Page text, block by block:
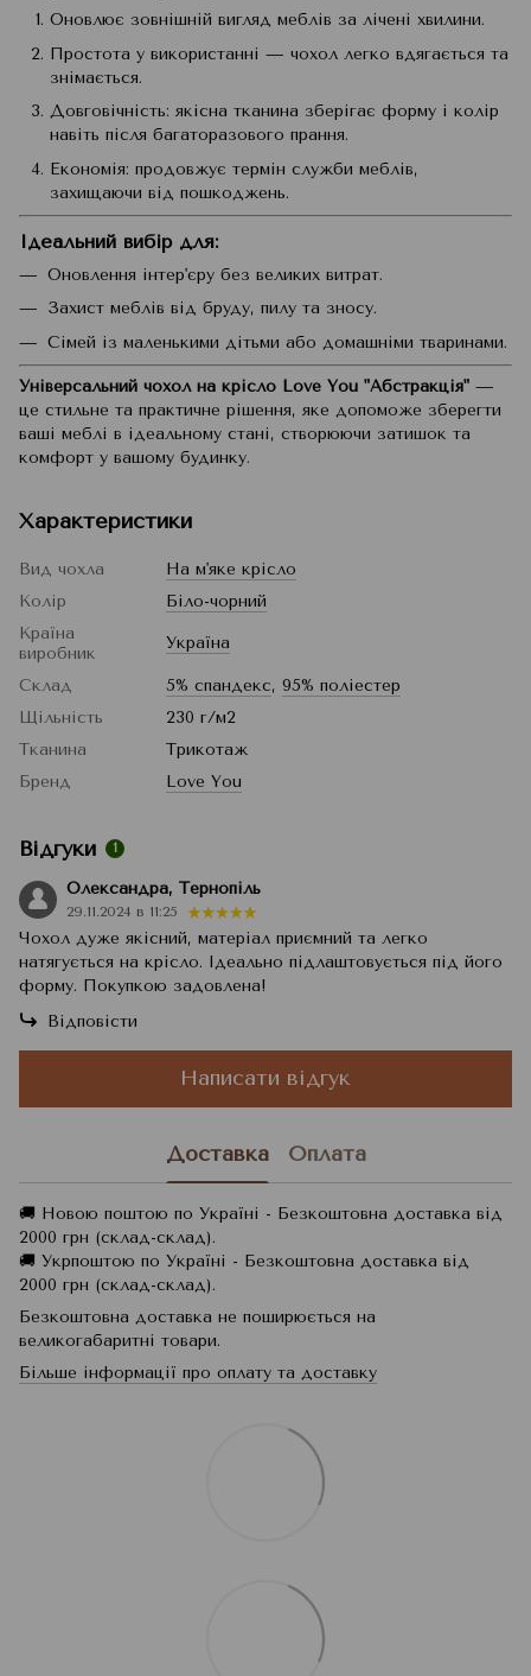
Оновлює зовнішній вигляд меблів за лічені хвилини.
Простота у використанні — чохол легко вдягається та
знімається.
Довговічність: якісна тканина зберігає форму і колір
навіть після багаторазового прання.
Економія: продовжує термін служби меблів,
захищаючи від пошкоджень.
Ідеальний вибір для:
Оновлення інтер'єру без великих витрат.
Захист меблів від бруду, пилу та зносу.
Сімей із маленькими дітьми або домашніми тваринами.
Універсальний чохол на крісло Love You "Абстракція" —
це стильне та практичне рішення, яке допоможе зберегти
ваші меблі в ідеальному стані, створюючи затишок та
комфорт у вашому будинку.
Характеристики
Вид чохла
На м'яке крісло
Колір
Біло-чорний
Країна
виробник
Україна
Склад 5% спандекс, 95% поліестер
Щільність
230 г/м2
Тканина
Трикотаж
Бренд
Love You
Відгуки 1
Олександра, Тернопіль
29.11.2024 в 11:25
Чохол дуже якісний, матеріал приємний та легко
натягується на крісло. Ідеально підлаштовується під його
форму. Покупкою задовлена!
Відповісти
Написати відгук
Доставка Оплата
🚚 Новою поштою по Україні - Безкоштовна доставка від
2000 грн (склад-склад).
🚚 Укрпоштою по Україні - Безкоштовна доставка від
2000 грн (склад-склад).
Безкоштовна доставка не поширюється на
великогабаритні товари.
Більше інформації про оплату та доставку